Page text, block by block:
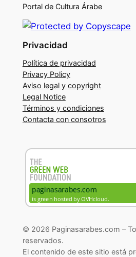
Portal de Cultura Árabe
Privacidad
Política de privacidad
Privacy Policy
Aviso legal y copyright
Legal Notice
Términos y condiciones
Contacta con consotros
© 2026 Paginasarabes.com –
reservados.
El contenido de este sitio está